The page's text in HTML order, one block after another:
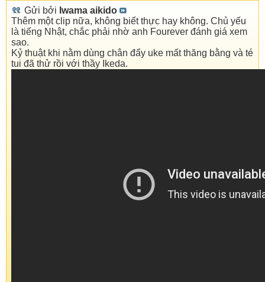
Gửi bởi Iwama aikido
Thêm một clip nữa, không biết thực hay không. Chủ yếu
là tiếng Nhật, chắc phải nhờ anh Fourever đánh giá xem
sao.
Kỷ thuật khi nằm dùng chân đẩy uke mất thăng bằng và té
tui đã thử rồi với thầy Ikeda.